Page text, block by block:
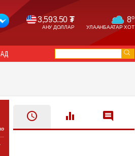
3,593.50 ₮
АНУ ДОЛЛАР
8o
УЛААНБААТАР ХОТ